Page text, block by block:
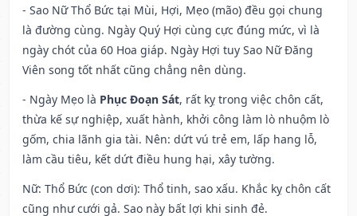
- Sao Nữ Thổ Bức tại Mùi, Hợi, Mẹo (mão) đều gọi chung
là đường cùng. Ngày Quý Hợi cùng cực đúng mức, vì là
ngày chót của 60 Hoa giáp. Ngày Hợi tuy Sao Nữ Đăng
Viên song tốt nhất cũng chẳng nên dùng.
- Ngày Mẹo là Phục Đoạn Sát, rất kỵ trong việc chôn cất,
thừa kế sự nghiệp, xuất hành, khởi công làm lò nhuộm lò
gốm, chia lãnh gia tài. Nên: dứt vú trẻ em, lấp hang lỗ,
làm cầu tiêu, kết dứt điều hung hại, xây tường.
Nữ: Thổ Bức (con dơi): Thổ tinh, sao xấu. Khắc kỵ chôn cất
cũng như cưới gả. Sao này bất lợi khi sinh đẻ.